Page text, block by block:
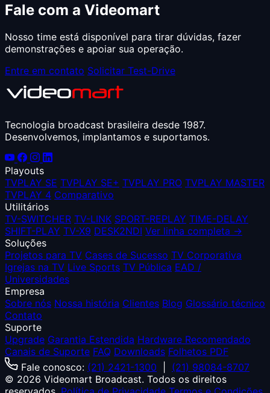
Fale com a Videomart
Nosso time está disponível para tirar dúvidas, fazer
demonstrações e apoiar sua operação.
Entre em contato Solicitar Test-Drive
Tecnologia broadcast brasileira desde 1987.
Desenvolvemos, implantamos e suportamos.
Playouts
TVPLAY SE TVPLAY SE+ TVPLAY PRO TVPLAY MASTER
TVPLAY 4 Comparativo
Utilitários
TV-SWITCHER TV-LINK SPORT-REPLAY TIME-DELAY
SHIFT-PLAY TV-X9 DESK2NDI Ver linha completa →
Soluções
Projetos para TV Cases de Sucesso TV Corporativa
Igrejas na TV Live Sports TV Pública EAD /
Universidades
Empresa
Sobre nós Nossa história Clientes Blog Glossário técnico
Contato
Suporte
Upgrade Garantia Estendida Hardware Recomendado
Canais de Suporte FAQ Downloads Folhetos PDF
Fale conosco: (21) 2421-1300
(21) 98084-8707
© 2026 Videomart Broadcast. Todos os direitos